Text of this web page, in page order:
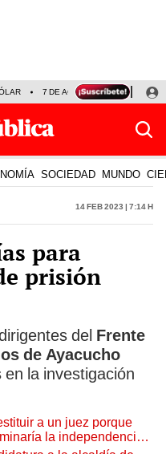
7 DE AGOSTO OLLANTA
SOCIEDAD MUNDO
14 Feb 2023 | 7:14 h
para
prisión
del Frente
de Ayacucho
la investigación
a un juez porque
la independencia